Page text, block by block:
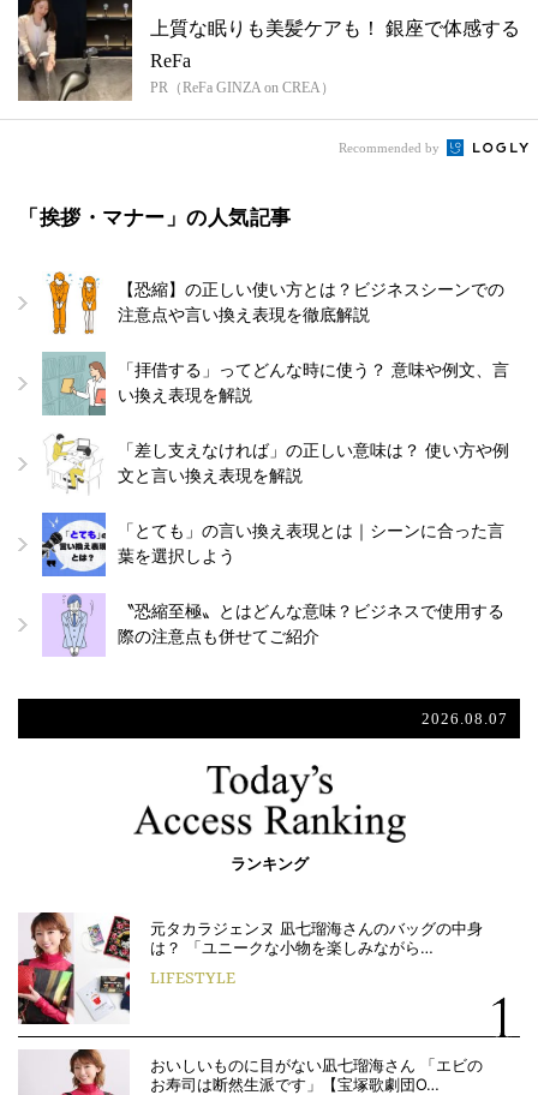
上質な眠りも美髪ケアも！ 銀座で体感する
ReFa
PR（ReFa GINZA on CREA）
Recommended by
「挨拶・マナー」の人気記事
【恐縮】の正しい使い方とは？ビジネスシーンでの
注意点や言い換え表現を徹底解説
「拝借する」ってどんな時に使う？ 意味や例文、言
い換え表現を解説
「差し支えなければ」の正しい意味は？ 使い方や例
文と言い換え表現を解説
「とても」の言い換え表現とは｜シーンに合った言
葉を選択しよう
〝恐縮至極〟とはどんな意味？ビジネスで使用する
際の注意点も併せてご紹介
2026.08.07
ランキング
元タカラジェンヌ 凪七瑠海さんのバッグの中身
は？ 「ユニークな小物を楽しみながら…
LIFESTYLE
おいしいものに目がない凪七瑠海さん 「エビの
お寿司は断然生派です」【宝塚歌劇団O…